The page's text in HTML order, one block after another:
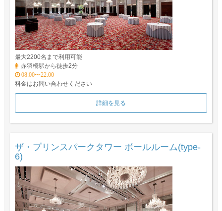
最大2200名まで利用可能
赤羽橋駅から徒歩2分
08:00〜22:00
料金はお問い合わせください
詳細を見る
ザ・プリンスパークタワー ボールルーム(type-
6)